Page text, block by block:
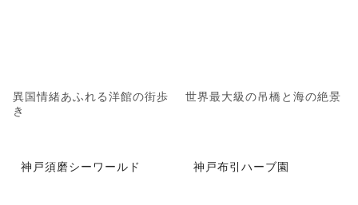
異国情緒あふれる洋館の街歩
き
世界最大級の吊橋と海の絶景
神戸須磨シーワールド 神戸布引ハーブ園